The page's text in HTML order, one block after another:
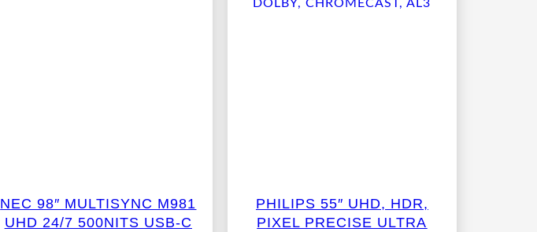
NEC 98″ MULTISYNC M981
UHD 24/7 500NITS USB-C
PHILIPS 55″ UHD, HDR,
PIXEL PRECISE ULTRA